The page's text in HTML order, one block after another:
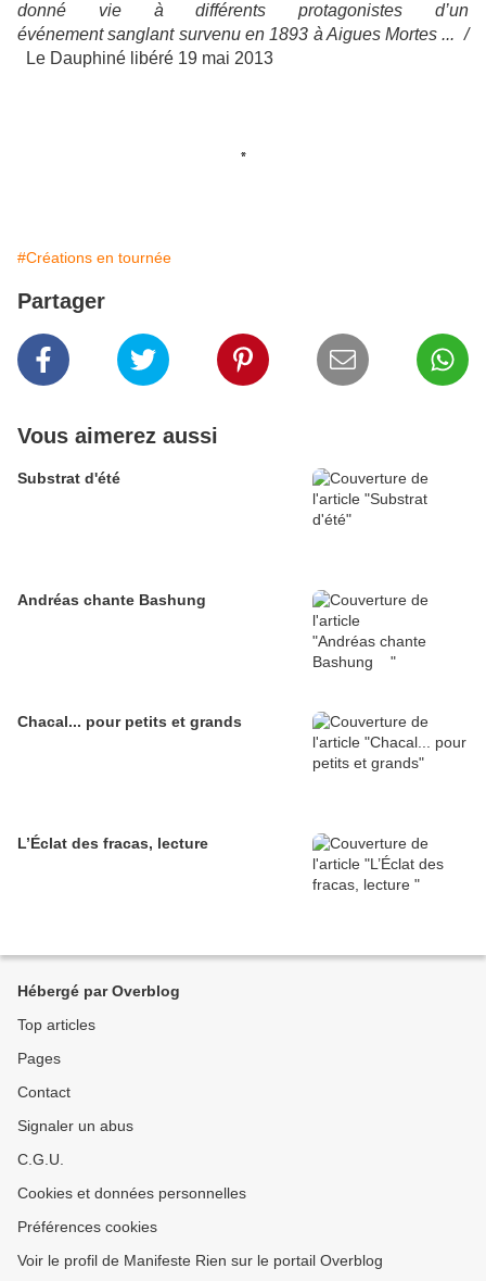
donné vie à différents protagonistes d’un
événement sanglant survenu en 1893 à Aigues Mortes ... /
Le Dauphiné libéré 19 mai 2013
*
#Créations en tournée
Partager
Vous aimerez aussi
Substrat d'été
Andréas chante Bashung
Chacal... pour petits et grands
L’Éclat des fracas, lecture
Hébergé par Overblog
Top articles
Pages
Contact
Signaler un abus
C.G.U.
Cookies et données personnelles
Préférences cookies
Voir le profil de Manifeste Rien sur le portail Overblog